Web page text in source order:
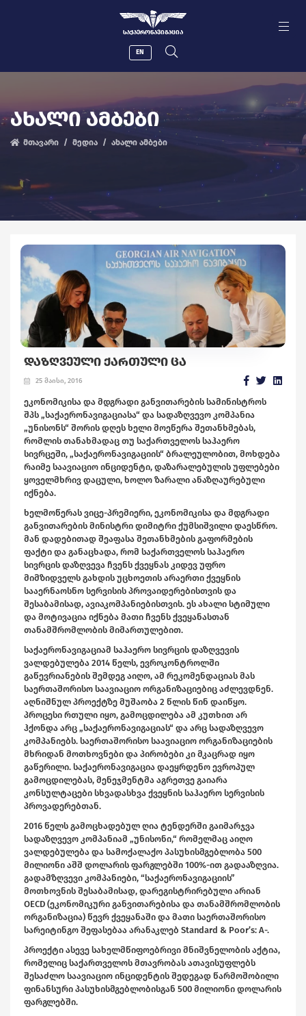
ᲡᲐᲥᲐᲔᲠᲝᲜᲐᲕᲘᲒᲐᲪᲘᲐ
EN
ᲐᲮᲐᲚᲘ ᲐᲛᲑᲔᲑᲘ
მთავარი მედია ახალი ამბები
ᲓᲐᲖᲦᲕᲔᲣᲚᲘ ᲥᲐᲠᲗᲣᲚᲘ ᲪᲐ
25 მაისი, 2016
ეკონომიკისა და მდგრადი განვითარების სამინისტროს
შპს „საქაერონავიგაციასა“ და სადაზღვევო კომპანია
„უნისონს“ შორის დღეს ხელი მოეწერა შეთანხმებას,
რომლის თანახმადაც თუ საქართველოს საჰაერო
სივრცეში, „საქაერონავიგაციის“ ბრალეულობით, მოხდება
რაიმე საავიაციო ინციდენტი, დაზარალებულის უფლებები
ყოველმხრივ დაცული, ხოლო ზარალი ანაზღაურებული
იქნება.
ხელმოწერას ვიცე-პრემიერი, ეკონომიკისა და მდგრადი
განვითარების მინისტრი დიმიტრი ქუმსიშვილი დაესწრო.
მან დადებითად შეაფასა შეთანხმების გაფორმების
ფაქტი და განაცხადა, რომ საქართველოს საჰაერო
სივრცის დაზღვევა ჩვენს ქვეყნას კიდევ უფრო
მიმზიდველს გახდის უცხოეთის არაერთი ქვეყნის
სააერნაოსნო სერვისის პროვაიდერებისთვის და
შესაბამისად, ავიაკომპანიებისთვის. ეს ახალი სტიმული
და მოტივაცია იქნება მათი ჩვენს ქვეყანასთან
თანამშრომლობის მიმართულებით.
საქაერონავიგაციამ საჰაერო სივრცის დაზღვევის
ვალდებულება 2014 წელს, ევროკონტროლში
გაწევრიანების შემდეგ აიღო, ამ რეკომენდაციას მას
საერთაშორისო საავიაციო ორგანიზაციებიც აძლევდნენ.
აღნიშნულ პროექტზე მუშაობა 2 წლის წინ დაიწყო.
პროცესი რთული იყო, გამოცდილება ამ კუთხით არ
ჰქონდა არც „საქაერონავიგაციას“ და არც სადაზღვევო
კომპანიებს. საერთაშორისო საავიაციო ორგანიზაციების
მხრიდან მოთხოვნები და პირობები კი მკაცრად იყო
გაწერილი. საქაერონავიგაცია დაეყრდენო ევროპულ
გამოცდილებას, მენეჯმენტმა აგრეთვე გაიარა
კონსულტაცები სხვადასხვა ქვეყნის საჰაერო სერვისის
პროვადერებთან.
2016 წელს გამოცხადებულ ღია ტენდერში გაიმარჯვა
სადაზღვევო კომპანიამ „უნისონი,“ რომელმაც აიღო
ვალდებულება და სამოქალაქო პასუხისმგებლობა 500
მილიონი აშშ დოლარის ფარგლებში 100%-ით გადააზღვია.
გადამზღვევი კომპანიები, “საქაერონავიგაციის”
მოთხოვნის შესაბამისად, დარეგისტრირებული არიან
OECD (ეკონომიკური განვითარებისა და თანამშრომლობის
ორგანიზაცია) წევრ ქვეყანაში და მათი საერთაშორისო
სარეიტინგო შეფასებაა არანაკლებ Standard & Poor’s: A-.
პროექტი ასევე სახელმწიფოებრივი მნიშვნელობის აქტია,
რომელიც საქართველოს მთავრობას ათავისუფლებს
შესაძლო საავიაციო ინციდენტის შედეგად წარმოშობილი
ფინანსური პასუხისმგებლობისგან 500 მილიონი დოლარის
ფარგლებში.